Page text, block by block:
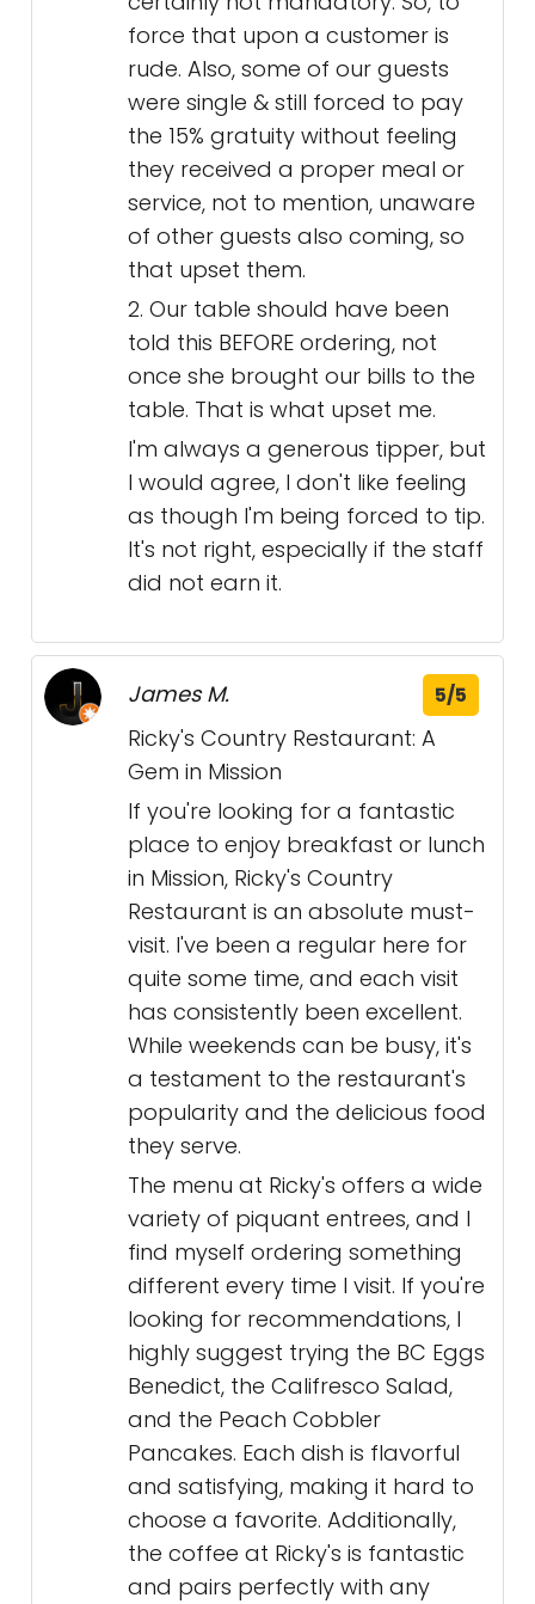
force that upon a customer is
rude. Also, some of our guests
were single & still forced to pay
the 15% gratuity without feeling
they received a proper meal or
service, not to mention, unaware
of other guests also coming, so
that upset them.
2. Our table should have been
told this BEFORE ordering, not
once she brought our bills to the
table. That is what upset me.
I'm always a generous tipper, but
I would agree, I don't like feeling
as though I'm being forced to tip.
It's not right, especially if the staff
did not earn it.
James M. 5/5
Ricky's Country Restaurant: A
Gem in Mission
If you're looking for a fantastic
place to enjoy breakfast or lunch
in Mission, Ricky's Country
Restaurant is an absolute must-
visit. I've been a regular here for
quite some time, and each visit
has consistently been excellent.
While weekends can be busy, it's
a testament to the restaurant's
popularity and the delicious food
they serve.
The menu at Ricky's offers a wide
variety of piquant entrees, and I
find myself ordering something
different every time I visit. If you're
looking for recommendations, I
highly suggest trying the BC Eggs
Benedict, the Califresco Salad,
and the Peach Cobbler
Pancakes. Each dish is flavorful
and satisfying, making it hard to
choose a favorite. Additionally,
the coffee at Ricky's is fantastic
and pairs perfectly with any